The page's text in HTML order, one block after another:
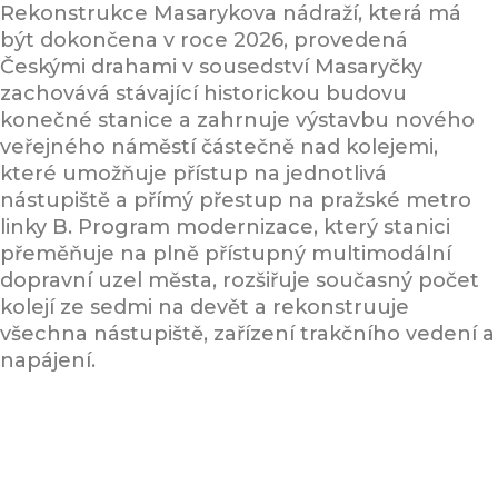
Rekonstrukce Masarykova nádraží, která má
být dokončena v roce 2026, provedená
Českými drahami v sousedství Masaryčky
zachovává stávající historickou budovu
konečné stanice a zahrnuje výstavbu nového
veřejného náměstí částečně nad kolejemi,
které umožňuje přístup na jednotlivá
nástupiště a přímý přestup na pražské metro
linky B. Program modernizace, který stanici
přeměňuje na plně přístupný multimodální
dopravní uzel města, rozšiřuje současný počet
kolejí ze sedmi na devět a rekonstruuje
všechna nástupiště, zařízení trakčního vedení a
napájení.